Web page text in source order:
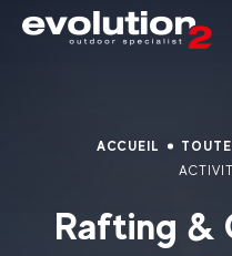
ACCUEIL
Rafting &